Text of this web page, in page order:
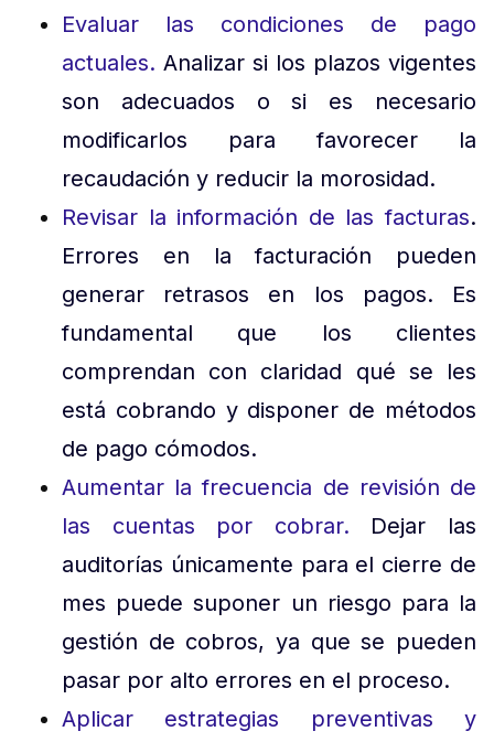
Evaluar las condiciones de pago
actuales. Analizar si los plazos vigentes
son adecuados o si es necesario
modificarlos para favorecer la
recaudación y reducir la morosidad.
Revisar la información de las facturas.
Errores en la facturación pueden
generar retrasos en los pagos. Es
fundamental que los clientes
comprendan con claridad qué se les
está cobrando y disponer de métodos
de pago cómodos.
Aumentar la frecuencia de revisión de
las cuentas por cobrar. Dejar las
auditorías únicamente para el cierre de
mes puede suponer un riesgo para la
gestión de cobros, ya que se pueden
pasar por alto errores en el proceso.
Aplicar estrategias preventivas y